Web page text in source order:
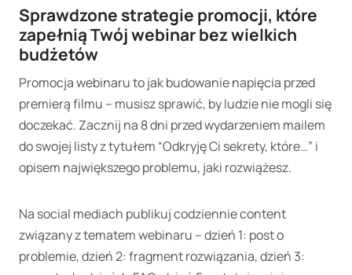
Sprawdzone strategie promocji, które
zapełnią Twój webinar bez wielkich
budżetów
Promocja webinaru to jak budowanie napięcia przed
premierą filmu – musisz sprawić, by ludzie nie mogli się
doczekać. Zacznij na 8 dni przed wydarzeniem mailem
do swojej listy z tytułem “Odkryję Ci sekrety, które…” i
opisem największego problemu, jaki rozwiążesz.
Na social mediach publikuj codziennie content
związany z tematem webinaru – dzień 1: post o
problemie, dzień 2: fragment rozwiązania, dzień 3: